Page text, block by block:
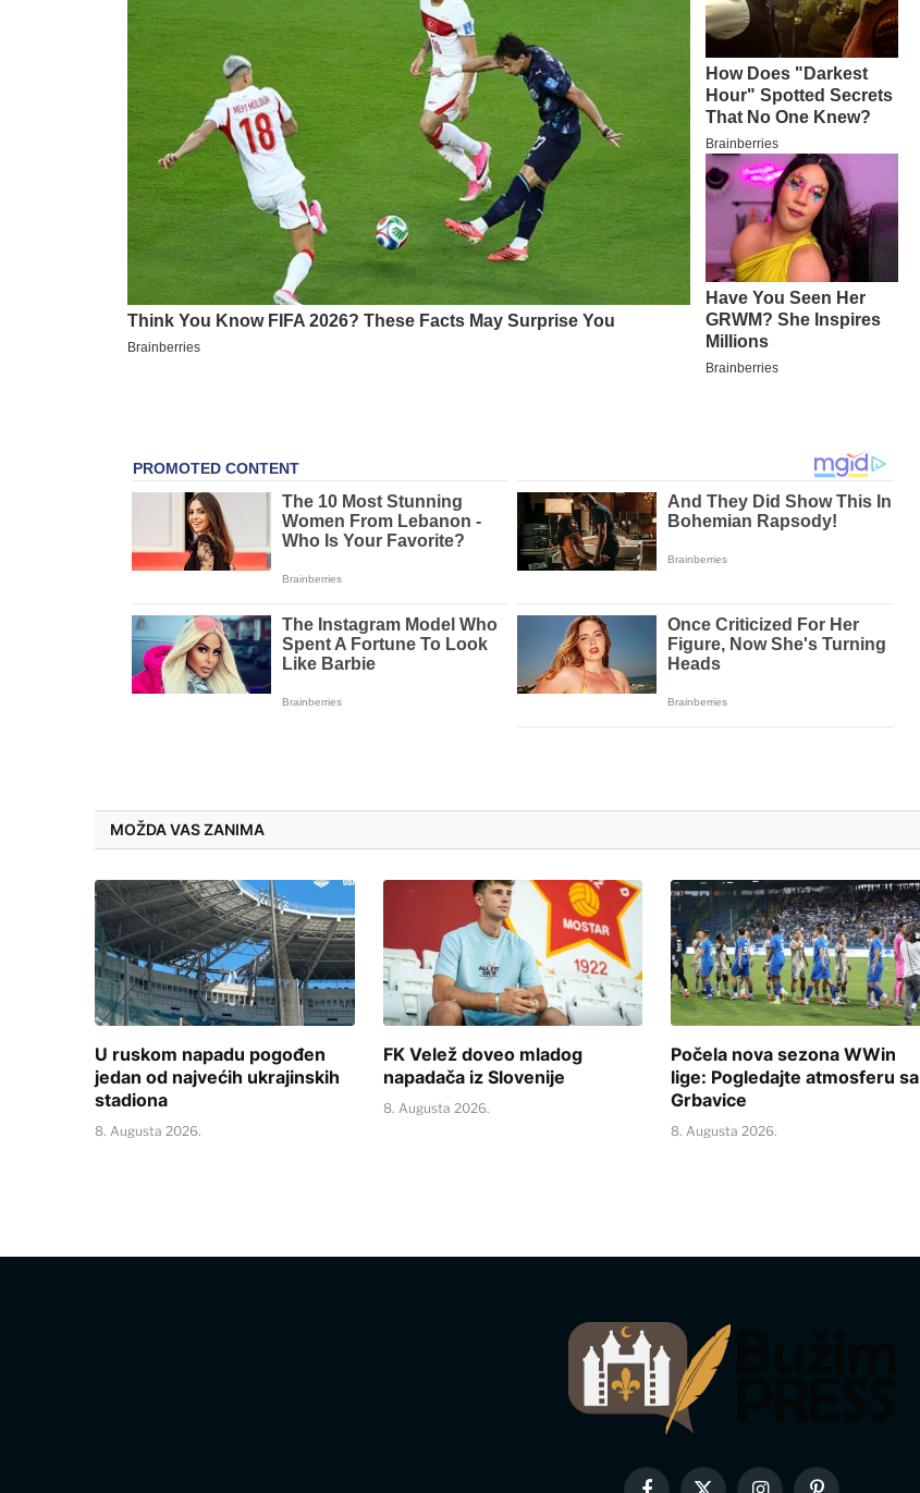
MOŽDA VAS ZANIMA
U ruskom napadu pogođen
jedan od najvećih ukrajinskih
stadiona
8. Augusta 2026.
FK Velež doveo mladog
napadača iz Slovenije
8. Augusta 2026.
Počela nova sezona WWin
lige: Pogledajte atmosferu sa
Grbavice
8. Augusta 2026.